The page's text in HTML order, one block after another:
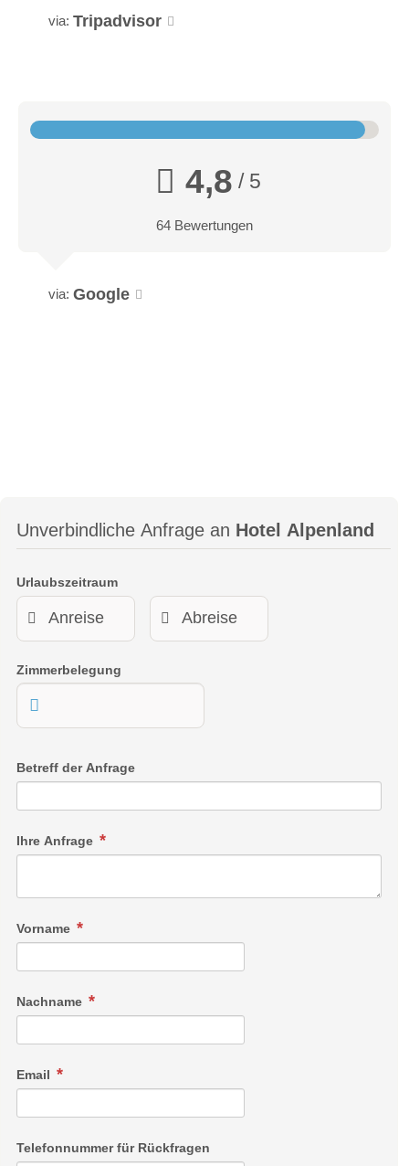
via: Tripadvisor
4,8 / 5
64 Bewertungen
via: Google
Unverbindliche Anfrage an Hotel Alpenland
Urlaubszeitraum
Zimmerbelegung
Betreff der Anfrage
Ihre Anfrage
Vorname
Nachname
Email
Telefonnummer für Rückfragen